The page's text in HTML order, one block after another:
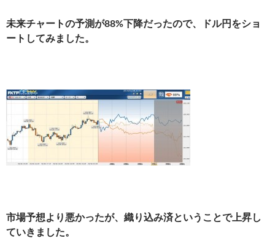
未来チャートの予測が88%下降だったので、ドル円をショ
ートしてみました。
市場予想より悪かったが、織り込み済ということで上昇し
ていきました。